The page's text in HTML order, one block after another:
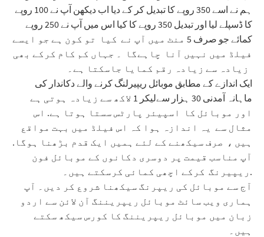
ہم نے اسے 350 روپے کا تبدیل کر کے دیا اب دیکھن آپ نے 100 روپے
کا ڈسپلے لیا اور تبدیل 350 روپے کا کیا اس میں آپ نے 250 روپے
کمائے جو صرف 5 منٹ میں آپ نے کیا تو کون ہے جو ایسے
فیلڈ میں نہیں آنا چاہےگا ۔ جہاں کم کام کرکے بھی
ایک اندازے کے مطابق موبائل ریپیرلنگ کرنے والے دکاندار کی
ماہانہ آمدنی 30 ہزار سےلیکر 1 لاکھ سے زیادہ ہوتی ہے
اور موبائل کا اسپیئر پارٹس سستا ہوتا ہے. اس
مثال سے یہ اندازہ ہوا کہ اس فیلڈ میں بہت مواقع
ہیں ، صرف سیکھنے کے لئے ہمیں ایک قدم بڑھنا ہوگا.
آپ مناسب قیمت پر دوسری دکانوں کے موبائل فون
ریپیرنگ کرکے اچھی کمائی کرسکتے ہیں۔.
آج سے موبائل کی ریپرنگ سیکھنا شروع کر دیں۔ آپ
ہماری ویب سائٹ موبائل ریپریننگ آن لائن سے اردو
زبان میں موبائل ریپریننگ کا کورس سیکھ سکتے
ہیں۔